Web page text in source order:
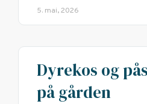
5. mai, 2026
Dyrekos og
på gården